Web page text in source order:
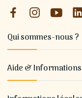
Qui sommes-nous ?
Aide & Informations